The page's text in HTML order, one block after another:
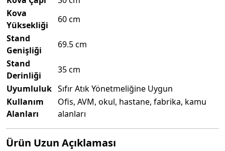
Kova
Yüksekliği
60 cm
Stand
Genişliği
69.5 cm
Stand
Derinliği
35 cm
Uyumluluk Sıfır Atık Yönetmeliğine Uygun
Kullanım
Alanları
Ofis, AVM, okul, hastane, fabrika, kamu
alanları
Ürün Uzun Açıklaması